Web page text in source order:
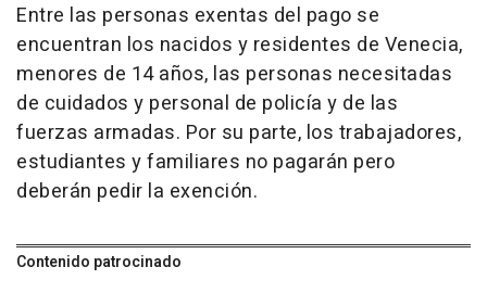
Entre las personas exentas del pago se
encuentran los nacidos y residentes de Venecia,
menores de 14 años, las personas necesitadas
de cuidados y personal de policía y de las
fuerzas armadas. Por su parte, los trabajadores,
estudiantes y familiares no pagarán pero
deberán pedir la exención.
Contenido patrocinado